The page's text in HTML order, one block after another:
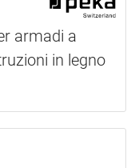
armadi a
in legno